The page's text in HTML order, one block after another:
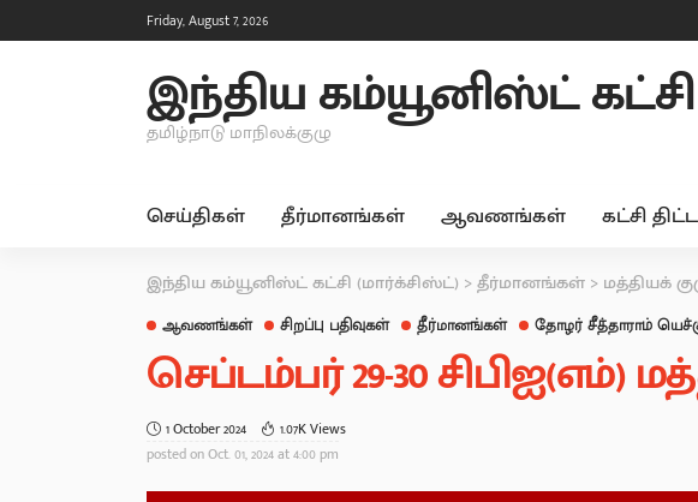
Friday, August 7, 2026
இந்திய கம்யூனிஸ்ட்
தமிழ்நாடு மாநிலக்குழு
செய்திகள் தீர்மானங்கள் ஆவணங்கள் கட்சி
இந்திய கம்யூனிஸ்ட் கட்சி (மார்க்சிஸ்ட்) >தீர்மானங்கள் > மத்தியக்
ஆவணங்கள் சிறப்பு பதிவுகள் தீர்மானங்கள் தோழர் சீத்தாராம்
செப்டம்பர் 29-30 சிபிஐ(எம்)
1 October 2024
1.07K Views
posted onOct. 01, 2024 at 4:00 pm